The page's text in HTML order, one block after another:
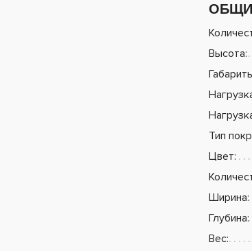
Высота:
Тип
Цвет:
Ширина:
Глубина:
Вес: